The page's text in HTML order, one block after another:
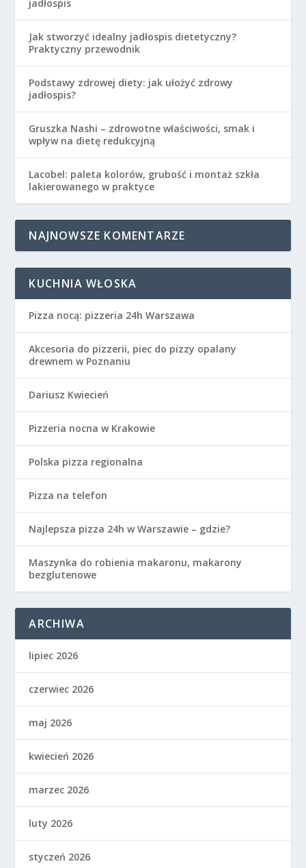
jadłospis
Jak stworzyć idealny jadłospis dietetyczny?
Praktyczny przewodnik
Podstawy zdrowej diety: jak ułożyć zdrowy
jadłospis?
Gruszka Nashi – zdrowotne właściwości, smak i
wpływ na dietę redukcyjną
Lacobel: paleta kolorów, grubość i montaż szkła
lakierowanego w praktyce
NAJNOWSZE KOMENTARZE
KUCHNIA WŁOSKA
Pizza nocą: pizzeria 24h Warszawa
Akcesoria do pizzerii, piec do pizzy opalany
drewnem w Poznaniu
Dariusz Kwiecień
Pizzeria nocna w Krakowie
Polska pizza regionalna
Pizza na telefon
Najlepsza pizza 24h w Warszawie – gdzie?
Maszynka do robienia makaronu, makarony
bezglutenowe
ARCHIWA
lipiec 2026
czerwiec 2026
maj 2026
kwiecień 2026
marzec 2026
luty 2026
styczeń 2026